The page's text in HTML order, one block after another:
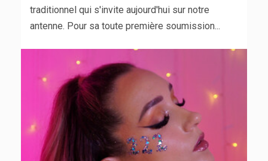
traditionnel qui s'invite aujourd'hui sur notre
antenne. Pour sa toute première soumission...